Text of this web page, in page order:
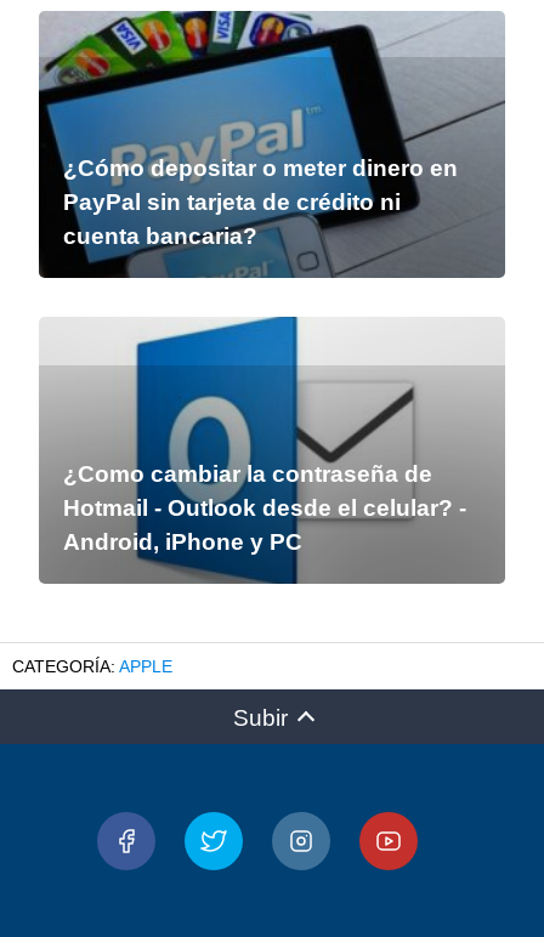
¿Cómo depositar o meter dinero en
PayPal sin tarjeta de crédito ni
cuenta bancaria?
¿Como cambiar la contraseña de
Hotmail - Outlook desde el celular? -
Android, iPhone y PC
APPLE
Subir